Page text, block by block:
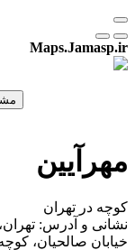
Maps.Jamasp.ir
مهرآیین
کوچه در تهران
نشانی و آدرس:
خیابان صالحیان،